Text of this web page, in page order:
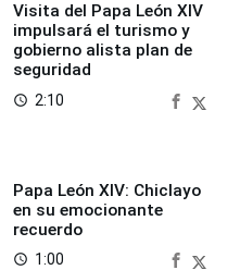
Visita del Papa León XIV
impulsará el turismo y
gobierno alista plan de
seguridad
access_time 2:10
Papa León XIV: Chiclayo
en su emocionante
recuerdo
access_time 1:00